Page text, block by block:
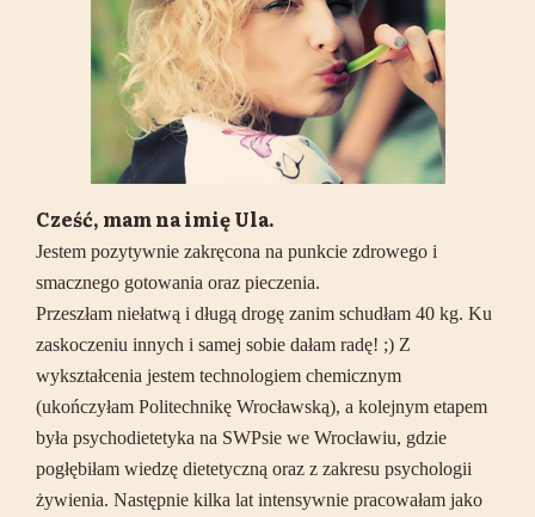
Cześć, mam na imię Ula.
Jestem pozytywnie zakręcona na punkcie zdrowego i
smacznego gotowania oraz pieczenia.
Przeszłam niełatwą i długą drogę zanim schudłam 40 kg. Ku
zaskoczeniu innych i samej sobie dałam radę! ;) Z
wykształcenia jestem technologiem chemicznym
(ukończyłam Politechnikę Wrocławską), a kolejnym etapem
była psychodietetyka na SWPsie we Wrocławiu, gdzie
pogłębiłam wiedzę dietetyczną oraz z zakresu psychologii
żywienia. Następnie kilka lat intensywnie pracowałam jako